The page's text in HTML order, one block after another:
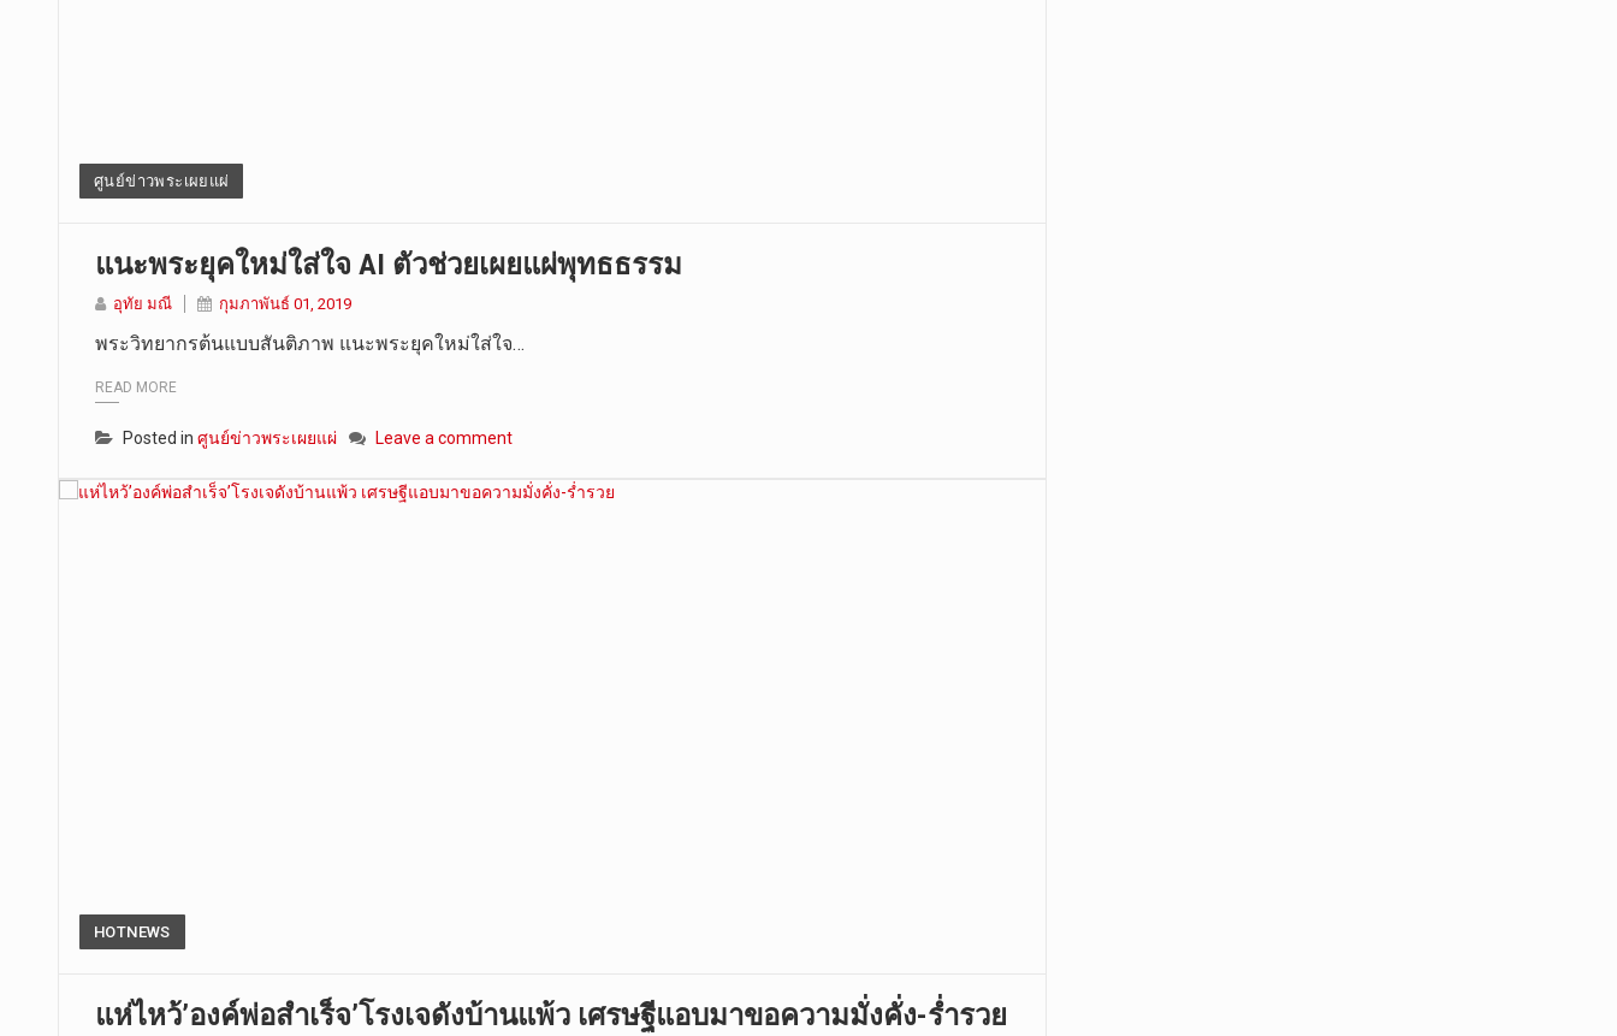
ศูนย์ข่าวพระเผยแผ่
แนะพระยุคใหม่ใส่ใจ AI ตัวช่วยเผยแผ่พุทธธรรม
อุทัย มณี กุมภาพันธ์ 01, 2019
พระวิทยากรต้นแบบสันติภาพ แนะพระยุคใหม่ใส่ใจ…
READ MORE
Posted in ศูนย์ข่าวพระเผยแผ่ Leave a comment
HOTNEWS
แห่ไหว้’องค์พ่อสำเร็จ’โรงเจดังบ้านแพ้ว เศรษฐีแอบมาขอความมั่งคั่ง-ร่ำรวย